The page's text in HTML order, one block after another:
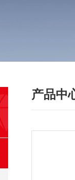
产品中